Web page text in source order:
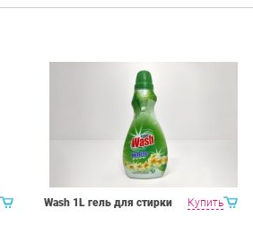
Купить
Wash 1L гель для стирки